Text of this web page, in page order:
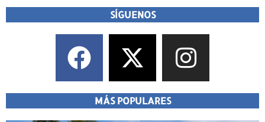
SÍGUENOS
MÁS POPULARES